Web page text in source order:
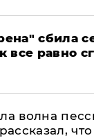
сбила
все равно
волна
что